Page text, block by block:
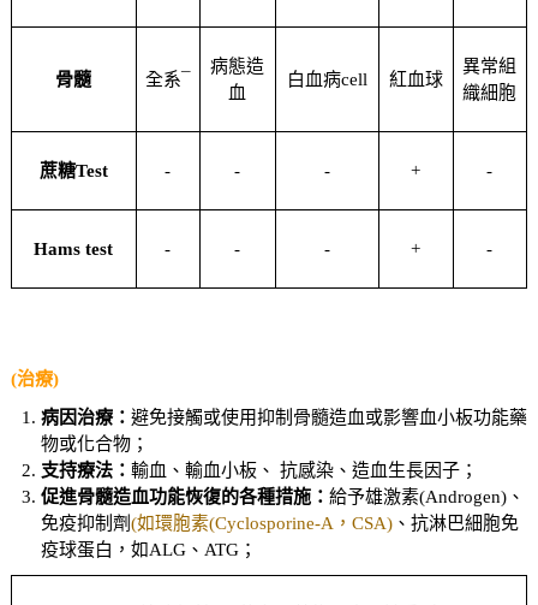
骨髓 全系¯
病態造
血
白血病cell 紅血球­
異常組
織細胞
蔗糖Test - - - + -
Hams test - - - + -
(治療)
病因治療： 避免接觸或使用抑制骨髓造血或影響血小板功能藥
物或化合物；
支持療法： 輸血、輸血小板、 抗感染、造血生長因子；
促進骨髓造血功能恢復的各種措施： 給予雄激素(Androgen)、
免疫抑制劑(如環胞素(Cyclosporine-A，CSA)、抗淋巴細胞免
疫球蛋白，如ALG、ATG；